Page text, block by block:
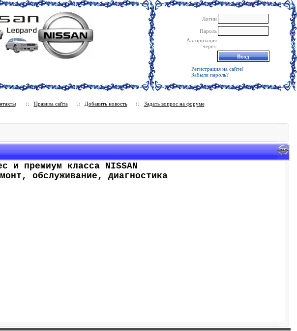
Логин
Пароль
Авторизация
через:
Регистрация на сайте!
Забыли пароль?
Правила сайта Добавить новость Задать вопрос на форуме
и премиум класса NISSAN
обслуживание, диагностика